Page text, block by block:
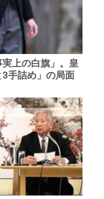
上の白旗」。皇
手詰め」の局面